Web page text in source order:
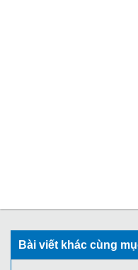
Bài viết khác cùng